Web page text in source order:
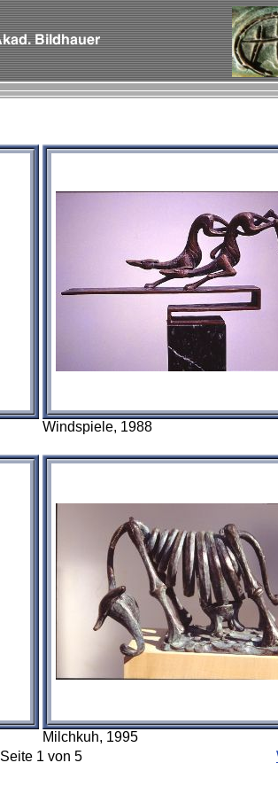
Windspiele, 1988
Milchkuh, 1995
Seite 1 von 5